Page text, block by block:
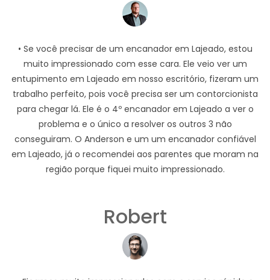
• Se você precisar de um encanador em Lajeado, estou
muito impressionado com esse cara. Ele veio ver um
entupimento em Lajeado em nosso escritório, fizeram um
trabalho perfeito, pois você precisa ser um contorcionista
para chegar lá. Ele é o 4º encanador em Lajeado a ver o
problema e o único a resolver os outros 3 não
conseguiram. O Anderson e um um encanador confiável
em Lajeado, já o recomendei aos parentes que moram na
região porque fiquei muito impressionado.
Robert